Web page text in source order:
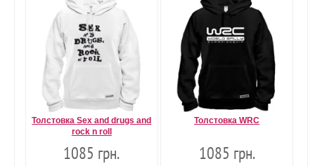
Толстовка Sex and drugs and
rock n roll
1085 грн.
Толстовка WRC
1085 грн.